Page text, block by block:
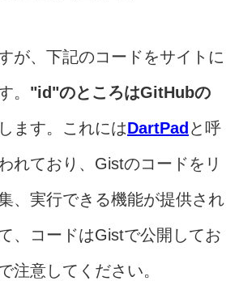
が、下記のコードをサイトに
。 "id"のところはGitHubの
ます。これにはDartPad と呼
れており、Gistのコードをリ
、実行できる機能が提供され
、コードはGistで公開してお
注意してください。